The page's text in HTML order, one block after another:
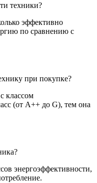
техники?
эффективно
по сравнению с
при покупке?
классом
(от A++ до G), тем она
энергоэффективности,